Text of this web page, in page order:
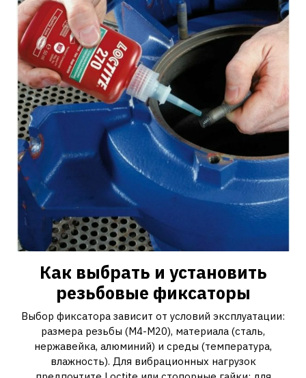
Как выбрать и установить
резьбовые фиксаторы
Выбор фиксатора зависит от условий эксплуатации:
размера резьбы (M4-M20), материала (сталь,
нержавейка, алюминий) и среды (температура,
влажность). Для вибрационных нагрузок